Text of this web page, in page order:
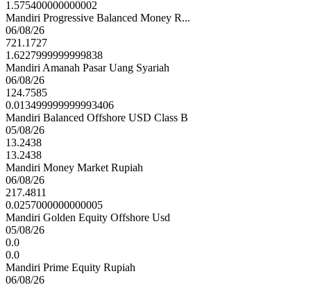
1.575400000000002
Mandiri Progressive Balanced Money R...
06/08/26
721.1727
1.6227999999999838
Mandiri Amanah Pasar Uang Syariah
06/08/26
124.7585
0.013499999999993406
Mandiri Balanced Offshore USD Class B
05/08/26
13.2438
13.2438
Mandiri Money Market Rupiah
06/08/26
217.4811
0.0257000000000005
Mandiri Golden Equity Offshore Usd
05/08/26
0.0
0.0
Mandiri Prime Equity Rupiah
06/08/26